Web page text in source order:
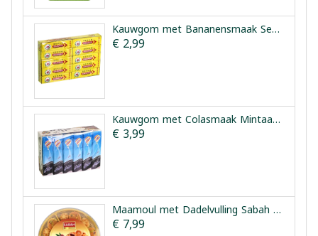
Kauwgom met Bananensmaak Seham 20 Pakjes
€ 2,99
Kauwgom met Colasmaak Mintaad 24 Pakjes x 5 Stuks
€ 3,99
Maamoul met Dadelvulling Sabah Sharqi 350 g
€ 7,99